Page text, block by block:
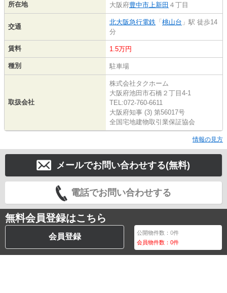
所在地 大阪府豊中市上新田 ４丁目
交通
北大阪急行電鉄 「 桃山台 」駅 徒歩14
分
賃料 1.5万円
種別 駐車場
取扱会社
株式会社タクホーム
大阪府池田市石橋２丁目4-1
TEL:072-760-6611
大阪府知事 (3) 第56017号
全国宅地建物取引業保証協会
情報の見方
メールでお問い合わせする(無料)
電話でお問い合わせする
無料会員登録はこちら
会員登録 公開物件数：0件
会員物件数：0件